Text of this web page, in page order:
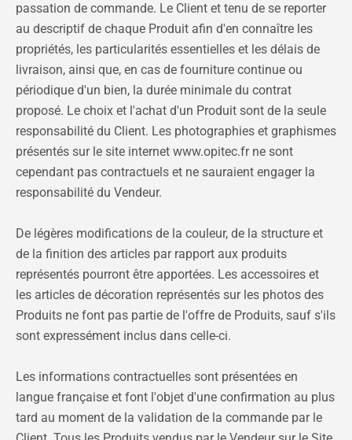
passation de commande. Le Client et tenu de se reporter
au descriptif de chaque Produit afin d'en connaître les
propriétés, les particularités essentielles et les délais de
livraison, ainsi que, en cas de fourniture continue ou
périodique d'un bien, la durée minimale du contrat
proposé. Le choix et l'achat d'un Produit sont de la seule
responsabilité du Client. Les photographies et graphismes
présentés sur le site internet www.opitec.fr ne sont
cependant pas contractuels et ne sauraient engager la
responsabilité du Vendeur.
De légères modifications de la couleur, de la structure et
de la finition des articles par rapport aux produits
représentés pourront être apportées. Les accessoires et
les articles de décoration représentés sur les photos des
Produits ne font pas partie de l'offre de Produits, sauf s'ils
sont expressément inclus dans celle-ci.
Les informations contractuelles sont présentées en
langue française et font l'objet d'une confirmation au plus
tard au moment de la validation de la commande par le